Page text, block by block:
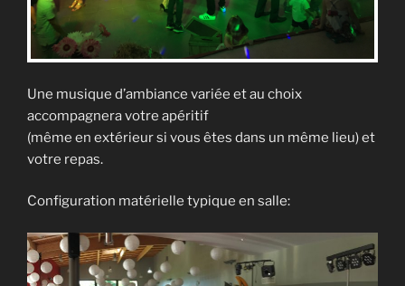
Une musique d’ambiance variée et au choix
accompagnera votre apéritif
(même en extérieur si vous êtes dans un même lieu) et
votre repas.
Configuration matérielle typique en salle: